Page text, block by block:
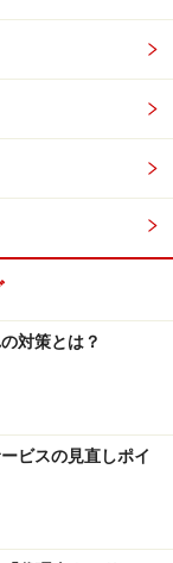
味や噛んだとき
は口の中でのお
。ここまではな
いですが、意識
むことができま
」という動作で
ある程度、噛ん
っかい）」と
舌で口蓋垂の方
が鼻に入らな
蓋垂の間にあ
位名が書かれて
対策とは？
ビスの見直しポイ